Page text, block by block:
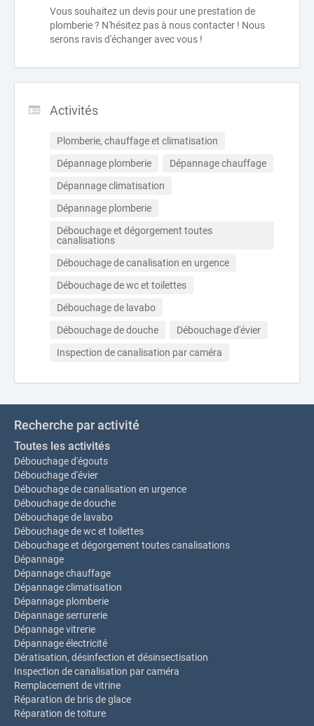
Vous souhaitez un devis pour une prestation de
plomberie ? N'hésitez pas à nous contacter ! Nous
serons ravis d'échanger avec vous !
Activités
Plomberie, chauffage et climatisation
Dépannage plomberie
Dépannage chauffage
Dépannage climatisation
Dépannage plomberie
Débouchage et dégorgement toutes
canalisations
Débouchage de canalisation en urgence
Débouchage de wc et toilettes
Débouchage de lavabo
Débouchage de douche
Débouchage d'évier
Inspection de canalisation par caméra
Recherche par activité
Toutes les activités
Débouchage d'égouts
Débouchage d'évier
Débouchage de canalisation en urgence
Débouchage de douche
Débouchage de lavabo
Débouchage de wc et toilettes
Débouchage et dégorgement toutes canalisations
Dépannage
Dépannage chauffage
Dépannage climatisation
Dépannage plomberie
Dépannage serrurerie
Dépannage vitrerie
Dépannage électricité
Dératisation, désinfection et désinsectisation
Inspection de canalisation par caméra
Remplacement de vitrine
Réparation de bris de glace
Réparation de toiture